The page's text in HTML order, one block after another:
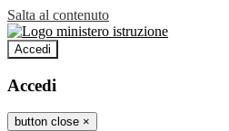
Salta al contenuto
Accedi
Accedi
button close ×